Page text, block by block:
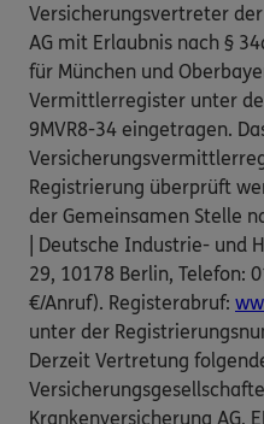
Versicherungsvertreter der
AG mit Erlaubnis nach §
für München und
Vermittlerregister unter
9MVR8-34 eingetragen.
Registrierung überprüft
der Gemeinsamen Stelle
| Deutsche Industrie- und
29, 10178 Berlin, Telefon:
€/Anruf). Registerabruf:
unter der
Derzeit Vertretung
Krankenversicherung AG,